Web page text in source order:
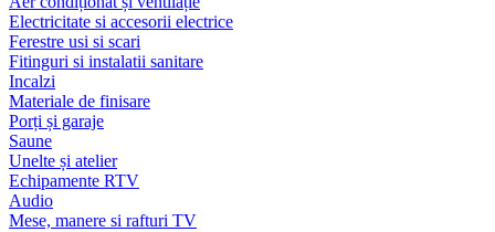
Electricitate si accesorii electrice
Ferestre usi si scari
Fitinguri si instalatii sanitare
Incalzi
Materiale de finisare
Porți și garaje
Saune
Unelte și atelier
Echipamente RTV
Audio
Mese, manere si rafturi TV